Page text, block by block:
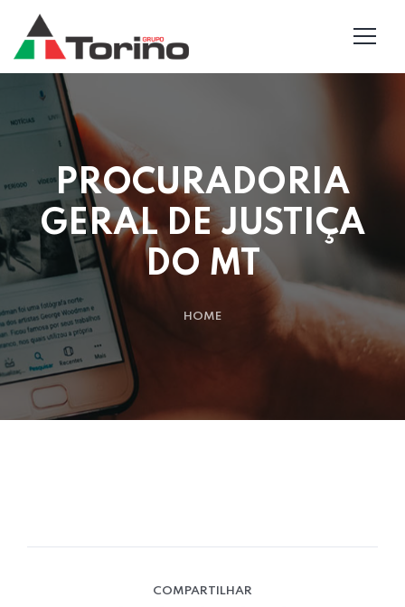
PROCURADORIA
GERAL DE JUSTIÇA
DO MT
HOME
COMPARTILHAR